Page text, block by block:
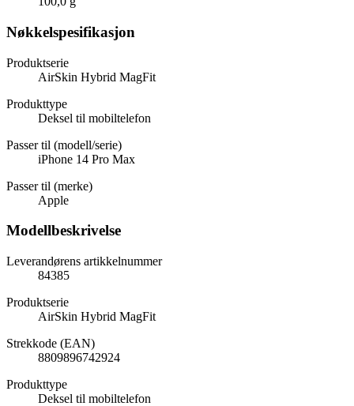
Nøkkelspesifikasjon
Produktserie
AirSkin Hybrid MagFit
Produkttype
Deksel til mobiltelefon
Passer til (modell/serie)
iPhone 14 Pro Max
Passer til (merke)
Apple
Modellbeskrivelse
Leverandørens artikkelnummer
84385
Produktserie
AirSkin Hybrid MagFit
Strekkode (EAN)
8809896742924
Produkttype
Deksel til mobiltelefon